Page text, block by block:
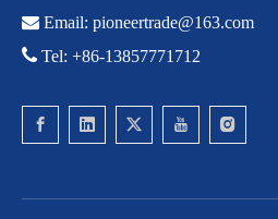
 Email: pioneertrade@163.com
 Tel: +86-13857771712